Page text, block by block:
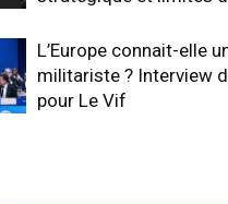
L’Europe connait-elle
militariste ? Interview
pour Le Vif